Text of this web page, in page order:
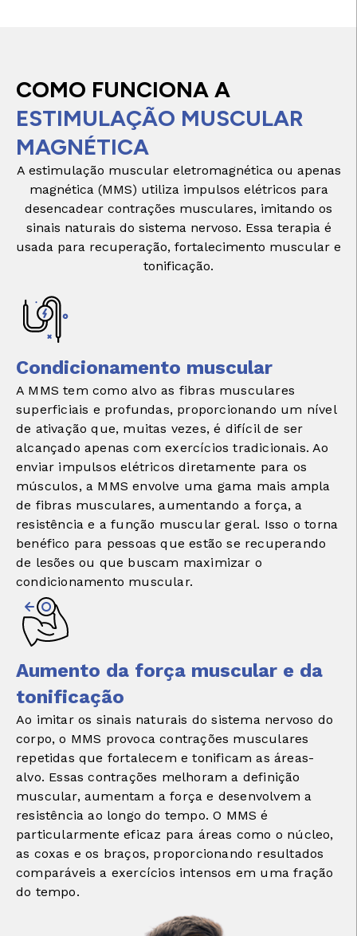
COMO FUNCIONA A
ESTIMULAÇÃO MUSCULAR
MAGNÉTICA
A estimulação muscular eletromagnética ou apenas
magnética (MMS) utiliza impulsos elétricos para
desencadear contrações musculares, imitando os
sinais naturais do sistema nervoso. Essa terapia é
usada para recuperação, fortalecimento muscular e
tonificação.
Condicionamento muscular
A MMS tem como alvo as fibras musculares
superficiais e profundas, proporcionando um nível
de ativação que, muitas vezes, é difícil de ser
alcançado apenas com exercícios tradicionais. Ao
enviar impulsos elétricos diretamente para os
músculos, a MMS envolve uma gama mais ampla
de fibras musculares, aumentando a força, a
resistência e a função muscular geral. Isso o torna
benéfico para pessoas que estão se recuperando
de lesões ou que buscam maximizar o
condicionamento muscular.
Aumento da força muscular e da
tonificação
Ao imitar os sinais naturais do sistema nervoso do
corpo, o MMS provoca contrações musculares
repetidas que fortalecem e tonificam as áreas-
alvo. Essas contrações melhoram a definição
muscular, aumentam a força e desenvolvem a
resistência ao longo do tempo. O MMS é
particularmente eficaz para áreas como o núcleo,
as coxas e os braços, proporcionando resultados
comparáveis a exercícios intensos em uma fração
do tempo.